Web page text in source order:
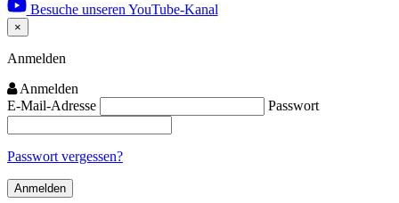
Besuche unseren YouTube-Kanal
×
Close
Anmelden
Anmelden
E-Mail-Adresse
Passwort
Passwort vergessen?